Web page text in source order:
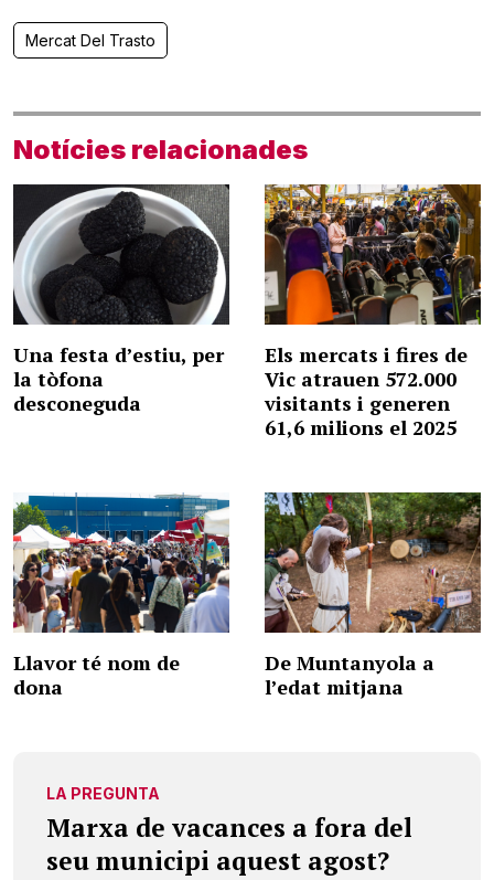
Mercat Del Trasto
Notícies relacionades
Una festa d’estiu, per
la tòfona
desconeguda
Els mercats i fires de
Vic atrauen 572.000
visitants i generen
61,6 milions el 2025
Llavor té nom de
dona
De Muntanyola a
l’edat mitjana
LA PREGUNTA
Marxa de vacances a fora del
seu municipi aquest agost?